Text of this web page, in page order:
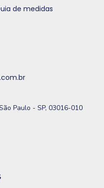
de medidas
Paulo - SP, 03016-010